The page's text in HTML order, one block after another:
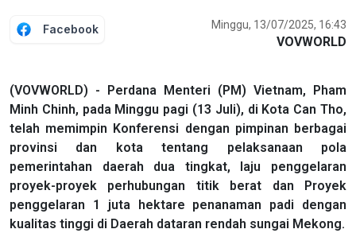
Facebook Minggu, 13/07/2025, 16:43
VOVWORLD
(VOVWORLD) - Perdana Menteri (PM) Vietnam, Pham
Minh Chinh, pada Minggu pagi (13 Juli), di Kota Can Tho,
telah memimpin Konferensi dengan pimpinan berbagai
provinsi dan kota tentang pelaksanaan pola
pemerintahan daerah dua tingkat, laju penggelaran
proyek-proyek perhubungan titik berat dan Proyek
penggelaran 1 juta hektare penanaman padi dengan
kualitas tinggi di Daerah dataran rendah sungai Mekong.